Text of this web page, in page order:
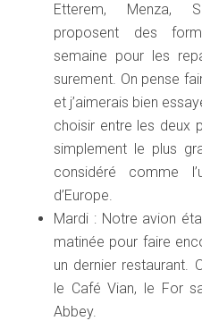
Etterem, Menza,
proposent des
semaine pour les
surement. On pense
et j’aimerais bien
choisir entre les deux
simplement le plus
considéré comme
d’Europe.
Mardi : Notre avion
matinée pour faire
un dernier restaurant.
le Café Vian, le For
Abbey.